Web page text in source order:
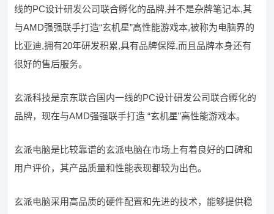
线的PC设计研发公司联合孵化的品牌,并不是杂牌笔记本,其
与AMD强强联手打造“玄机星”高性能游戏本,被称为电脑界的
比亚迪,拥有20年研发积累,具有品牌保障,而且品牌本身还有
很好的售后服务。
玄派科技是京东联合国内一线的PC设计研发公司联合孵化的
品牌，现在与AMD强强联手打造 “玄机星”高性能游戏本。
玄派电脑是比较靠谱的玄派电脑在市场上有着良好的口碑和
用户评价，其产品质量和性能表现都较为出色。
玄派电脑采用高品质的硬件配置和先进的技术，能够提供稳